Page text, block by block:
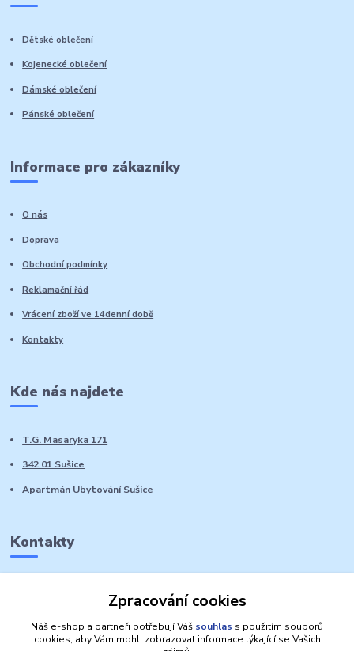
Dětské oblečení
Kojenecké oblečení
Dámské oblečení
Pánské oblečení
Informace pro zákazníky
O nás
Doprava
Obchodní podmínky
Reklamační řád
Vrácení zboží ve 14denní době
Kontakty
Kde nás najdete
T.G. Masaryka 171
342 01 Sušice
Apartmán Ubytování Sušice
Kontakty
Zpracování cookies
Náš e-shop a partneři potřebují Váš souhlas s použitím souborů
cookies, aby Vám mohli zobrazovat informace týkající se Vašich